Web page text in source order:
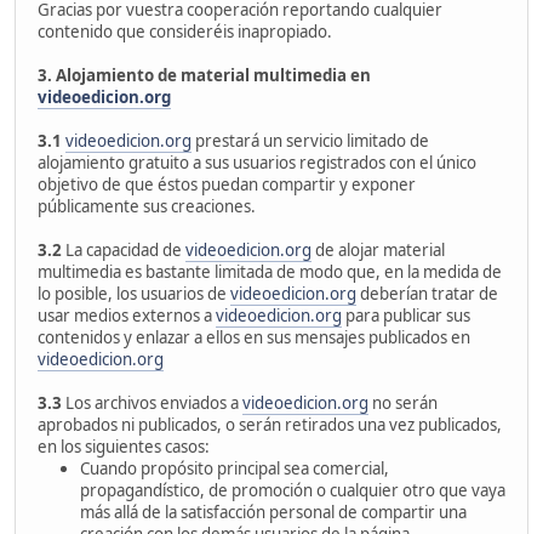
Gracias por vuestra cooperación reportando cualquier
contenido que consideréis inapropiado.
3. Alojamiento de material multimedia en
videoedicion.org
3.1 videoedicion.org prestará un servicio limitado de
alojamiento gratuito a sus usuarios registrados con el único
objetivo de que éstos puedan compartir y exponer
públicamente sus creaciones.
3.2 La capacidad de videoedicion.org de alojar material
multimedia es bastante limitada de modo que, en la medida de
lo posible, los usuarios de videoedicion.org deberían tratar de
usar medios externos avideoedicion.org para publicar sus
contenidos y enlazar a ellos en sus mensajes publicados en
videoedicion.org
3.3 Los archivos enviados avideoedicion.org no serán
aprobados ni publicados, o serán retirados una vez publicados,
en los siguientes casos:
Cuando propósito principal sea comercial,
propagandístico, de promoción o cualquier otro que vaya
más allá de la satisfacción personal de compartir una